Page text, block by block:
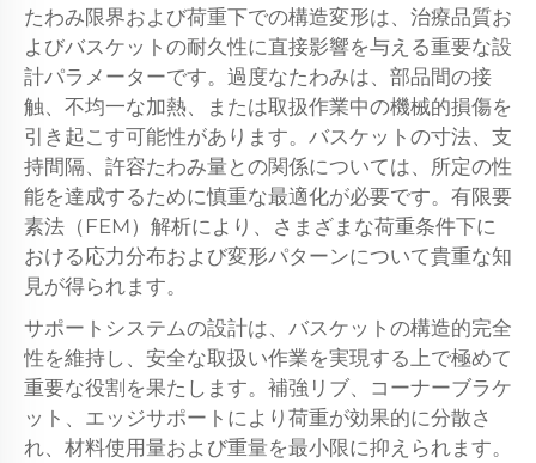
たわみ限界および荷重下での構造変形は、治療品質お
よびバスケットの耐久性に直接影響を与える重要な設
計パラメーターです。過度なたわみは、部品間の接
触、不均一な加熱、または取扱作業中の機械的損傷を
引き起こす可能性があります。バスケットの寸法、支
持間隔、許容たわみ量との関係については、所定の性
能を達成するために慎重な最適化が必要です。有限要
素法（FEM）解析により、さまざまな荷重条件下に
おける応力分布および変形パターンについて貴重な知
見が得られます。
サポートシステムの設計は、バスケットの構造的完全
性を維持し、安全な取扱い作業を実現する上で極めて
重要な役割を果たします。補強リブ、コーナーブラケ
ット、エッジサポートにより荷重が効果的に分散さ
れ、材料使用量および重量を最小限に抑えられます。